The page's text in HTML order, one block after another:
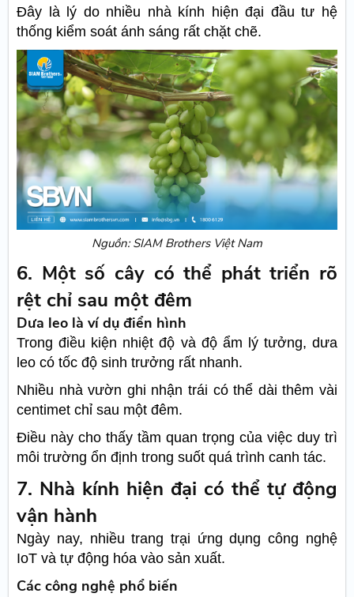
Đây là lý do nhiều nhà kính hiện đại đầu tư hệ
thống kiểm soát ánh sáng rất chặt chẽ.
Nguồn: SIAM Brothers Việt Nam
6. Một số cây có thể phát triển rõ
rệt chỉ sau một đêm
Dưa leo là ví dụ điển hình
Trong điều kiện nhiệt độ và độ ẩm lý tưởng, dưa
leo có tốc độ sinh trưởng rất nhanh.
Nhiều nhà vườn ghi nhận trái có thể dài thêm vài
centimet chỉ sau một đêm.
Điều này cho thấy tầm quan trọng của việc duy trì
môi trường ổn định trong suốt quá trình canh tác.
7. Nhà kính hiện đại có thể tự động
vận hành
Ngày nay, nhiều trang trại ứng dụng công nghệ
IoT và tự động hóa vào sản xuất.
Các công nghệ phổ biến